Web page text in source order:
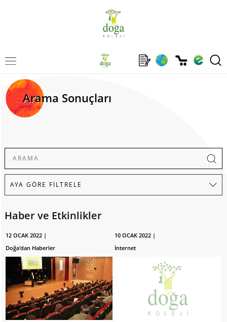
Arama Sonuçları
Haber ve Etkinlikler
12 OCAK 2022 |
Doğa'dan Haberler
10 OCAK 2022 |
İnternet